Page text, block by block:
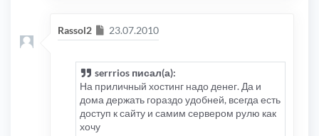
Rassol2 Сообщение
23.07.2010
serrrios писал(а):
На приличный хостинг надо денег. Да и
дома держать гораздо удобней, всегда есть
доступ к сайту и самим сервером рулю как
хочу